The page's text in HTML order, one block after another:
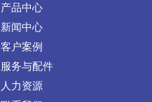
产品中心
新闻中心
客户案例
服务与配件
人力资源